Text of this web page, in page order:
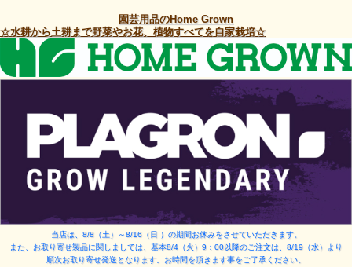
園芸用品のHome Grown
☆水耕から土耕まで野菜やお花、植物すべてを自家栽培☆
当店は、8/8（土）～8/16（日 ） の期間お休みをさせていただきます。
また、お取り寄せ製品に関しましては、基本8/4（火）9：00以降のご注文は、8/19（水）より
順次お取り寄せ発送となります。お時間を頂きます事をご了承ください。